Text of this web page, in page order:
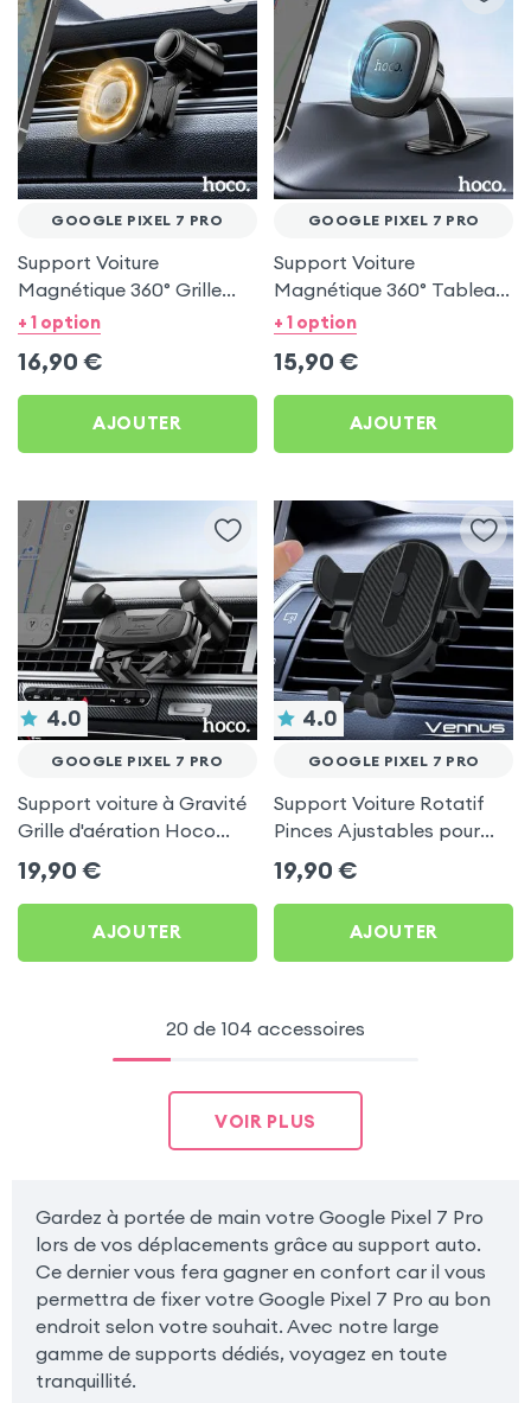
GOOGLE PIXEL 7 PRO
Support Voiture
Magnétique 360° Grille
d'aération Hoco pour
+ 1 option
16,90 €
AJOUTER
GOOGLE PIXEL 7 PRO
Support Voiture
Magnétique 360° Tableau
de bord Hoco pour
+ 1 option
15,90 €
AJOUTER
4.0
GOOGLE PIXEL 7 PRO
Support voiture à Gravité
Grille d'aération Hoco
Noir pour Google Pixel 7
Pro
19,90 €
AJOUTER
4.0
GOOGLE PIXEL 7 PRO
Support Voiture Rotatif
Pinces Ajustables pour
Google Pixel 7 Pro
19,90 €
AJOUTER
20 de 104 accessoires
VOIR PLUS
Gardez à portée de main votre Google Pixel 7 Pro
lors de vos déplacements grâce au support auto.
Ce dernier vous fera gagner en confort car il vous
permettra de fixer votre Google Pixel 7 Pro au bon
endroit selon votre souhait. Avec notre large
gamme de supports dédiés, voyagez en toute
tranquillité.